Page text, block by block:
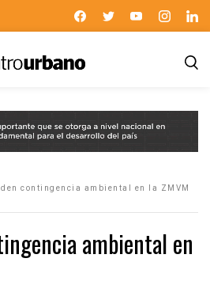
contingencia ambiental en la ZMVM
ambiental en